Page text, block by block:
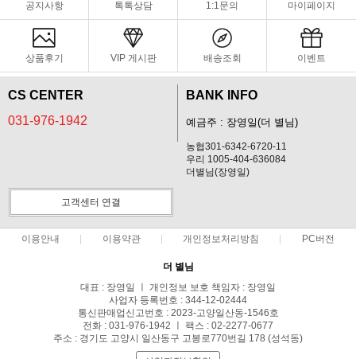
공지사항 톡톡상담 1:1문의 마이페이지
상품후기 VIP 게시판 배송조회 이벤트
CS CENTER
031-976-1942
BANK INFO
예금주 : 장영일(더 별님)
농협301-6342-6720-11
우리 1005-404-636084
더별님(장영일)
고객센터 연결
이용안내 이용약관 개인정보처리방침 PC버전
더 별님
대표 : 장영일 ㅣ 개인정보 보호 책임자 : 장영일
사업자 등록번호 : 344-12-02444
통신판매업신고번호 : 2023-고양일산동-1546호
전화 : 031-976-1942 ㅣ 팩스 : 02-2277-0677
주소 : 경기도 고양시 일산동구 고봉로770번길 178 (성석동)